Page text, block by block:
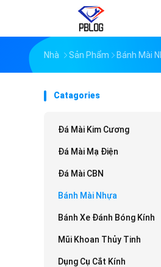
Nhà Sản Phẩm Bánh Mài
Catagories
Đá Mài Kim Cương
Đá Mài Mạ Điện
Đá Mài CBN
Bánh Mài Nhựa
Bánh Xe Đánh Bóng Kính
Mũi Khoan Thủy Tinh
Dụng Cụ Cắt Kính